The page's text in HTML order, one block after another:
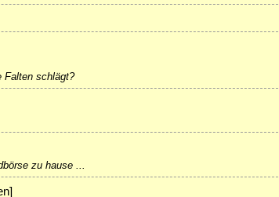
Falten schlägt?
zu hause ...